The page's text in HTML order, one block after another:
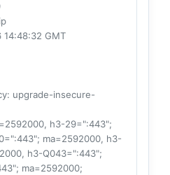
14:48:32 GMT
: upgrade-insecure-
h3-29=":443";
ma=2592000, h3-
h3-Q043=":443";
ma=2592000;